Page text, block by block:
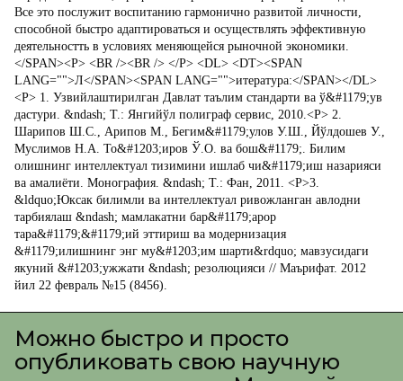
Можно быстро и просто
опубликовать свою научную